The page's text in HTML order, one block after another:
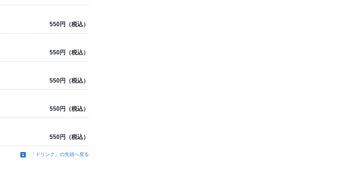
550円（税込）
550円（税込）
550円（税込）
550円（税込）
550円（税込）
「ドリンク」の先頭へ戻る